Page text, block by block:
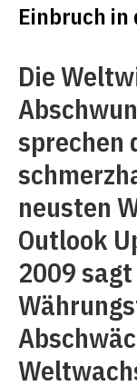
Einbruch
Die
sprechen
neusten
Outlook
2009